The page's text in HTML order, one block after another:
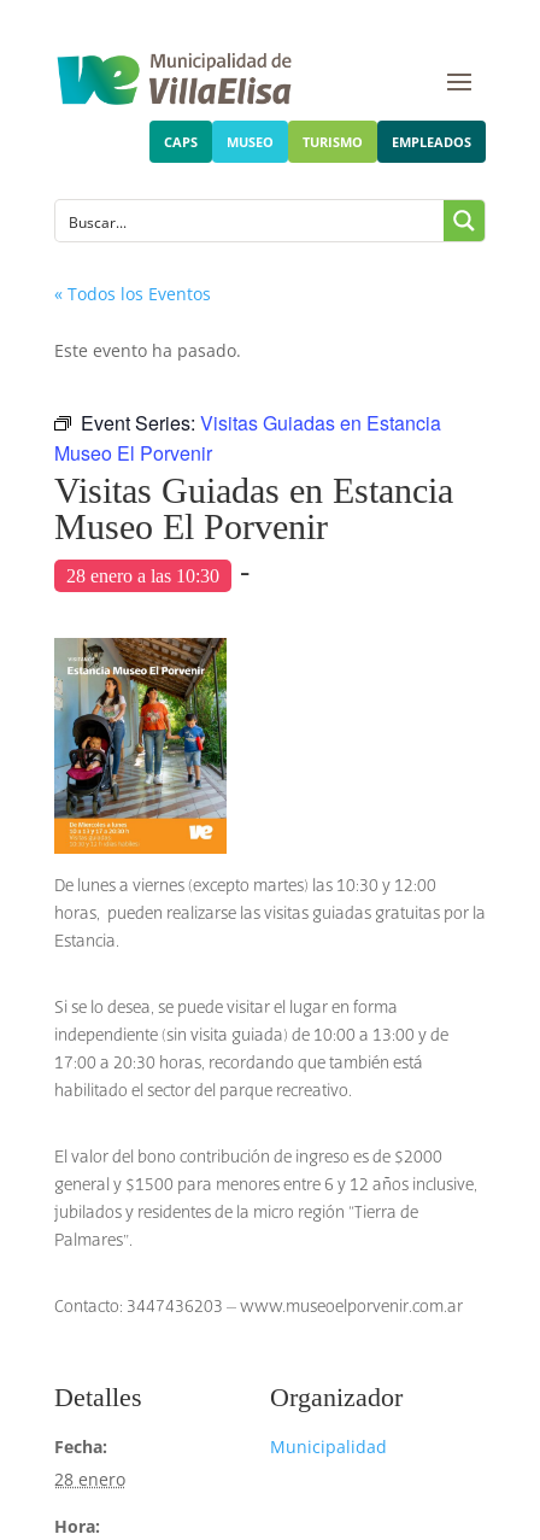
CAPS MUSEO TURISMO EMPLEADOS
« Todos los Eventos
Este evento ha pasado.
Event Series: Visitas Guiadas en Estancia
Museo El Porvenir
Visitas Guiadas en Estancia
Museo El Porvenir
28 enero a las 10:30 -
De lunes a viernes (excepto martes) las 10:30 y 12:00
horas, pueden realizarse las visitas guiadas gratuitas por la
Estancia.
Si se lo desea, se puede visitar el lugar en forma
independiente (sin visita guiada) de 10:00 a 13:00 y de
17:00 a 20:30 horas, recordando que también está
habilitado el sector del parque recreativo.
El valor del bono contribución de ingreso es de $2000
general y $1500 para menores entre 6 y 12 años inclusive,
jubilados y residentes de la micro región “Tierra de
Palmares”.
Contacto: 3447436203 – www.museoelporvenir.com.ar
Detalles
Fecha:
28 enero
Hora:
Organizador
Municipalidad